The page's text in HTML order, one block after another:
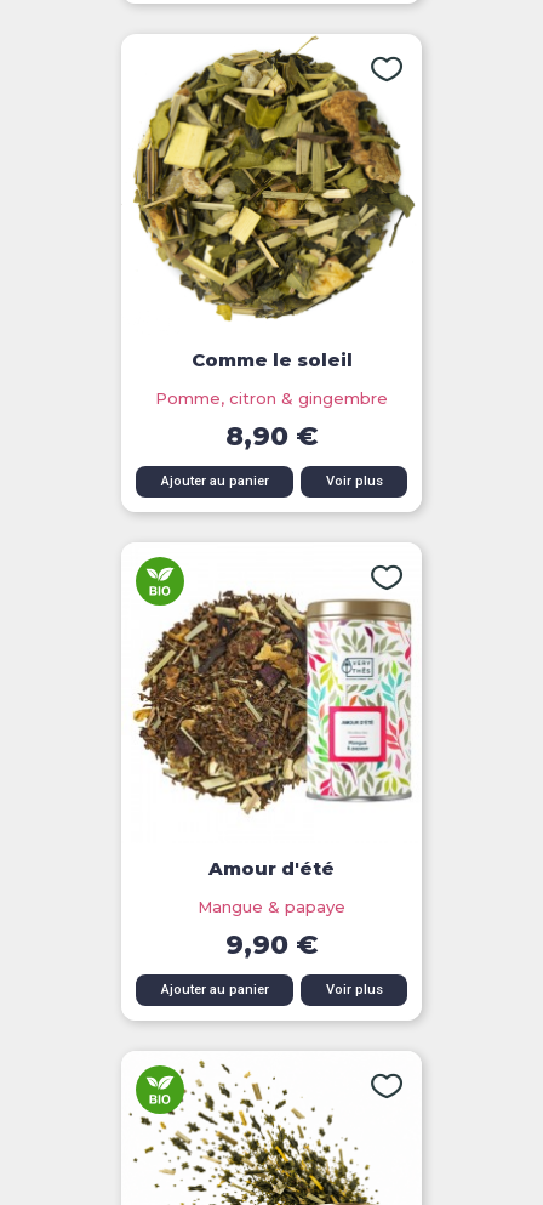
Comme le soleil
Pomme, citron & gingembre
8,90 €
Ajouter au panier Voir plus
Amour d'été
Mangue & papaye
9,90 €
Ajouter au panier Voir plus